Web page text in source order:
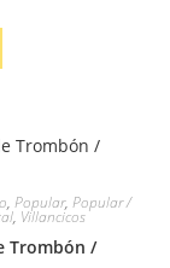
, Popular, Popular /
, Villancicos
Trombón /